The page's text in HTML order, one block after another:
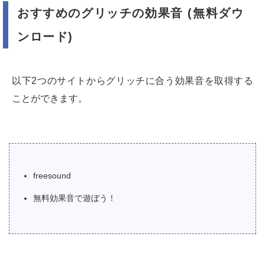
おすすめのグリッチの効果音 (無料ダウ
ンロード)
以下2つのサイトからグリッチに合う効果音を取得する
ことができます。
freesound
無料効果音で遊ぼう！